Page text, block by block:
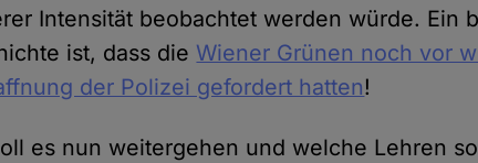
Intensität beobachtet werden würde. Ein
ist, dass die Wiener Grünen noch vor
der Polizei gefordert hatten!
es nun weitergehen und welche Lehren